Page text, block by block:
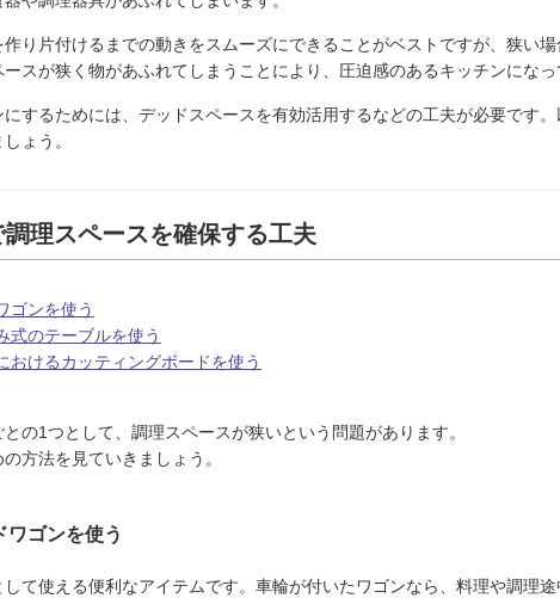
作り片付けるまでの動きをスムーズにできることがベストですが、狭い
スが狭く物があふれてしまうことにより、圧迫感のあるキッチンになっ
するためには、デッドスペースを有効活用するなどの工夫が必要です
ょう。
理スペースを確保する工夫
ゴンを使う
式のテーブルを使う
おけるカッティングボードを使う
の1つとして、調理スペースが狭いという問題があります。
方法を見ていきましょう。
ワゴンを使う
て使える便利なアイテムです。車輪が付いたワゴンなら、料理や調理